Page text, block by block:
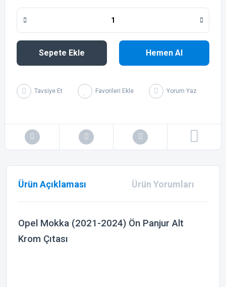
Sepete Ekle Hemen Al
Tavsiye Et Yorum Yaz
Ürün Açıklaması Ürün Yorumları
Opel Mokka (2021-2024) Ön Panjur Alt
Krom Çıtası